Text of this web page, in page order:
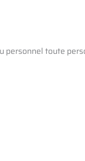
personnel toute